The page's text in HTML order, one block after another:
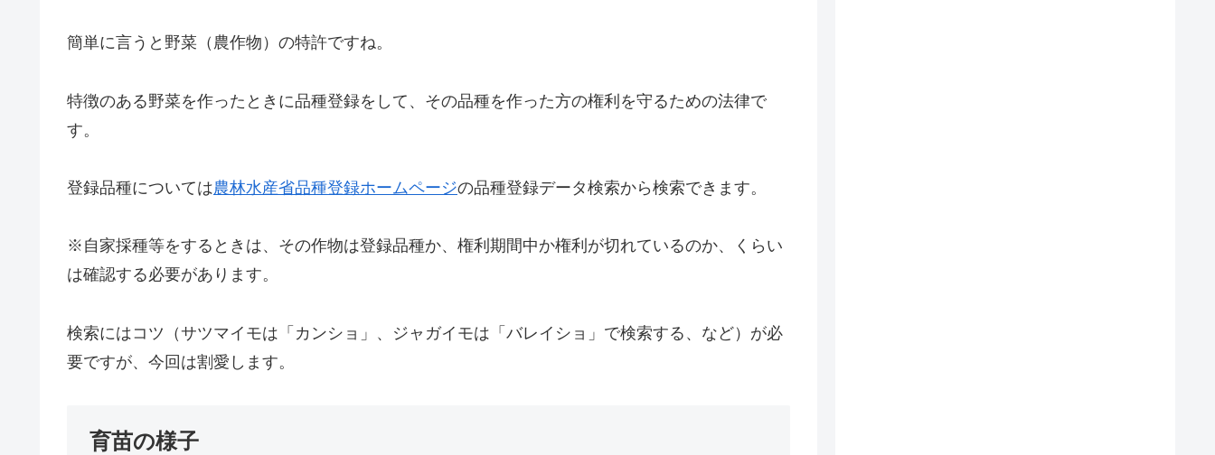
簡単に言うと野菜（農作物）の特許ですね。
特徴のある野菜を作ったときに品種登録をして、その品種を作った方の権利を守るための法律で
す。
登録品種については農林水産省品種登録ホームページの品種登録データ検索から検索できます。
※自家採種等をするときは、その作物は登録品種か、権利期間中か権利が切れているのか、くらい
は確認する必要があります。
検索にはコツ（サツマイモは「カンショ」、ジャガイモは「バレイショ」で検索する、など）が必
要ですが、今回は割愛します。
育苗の様子